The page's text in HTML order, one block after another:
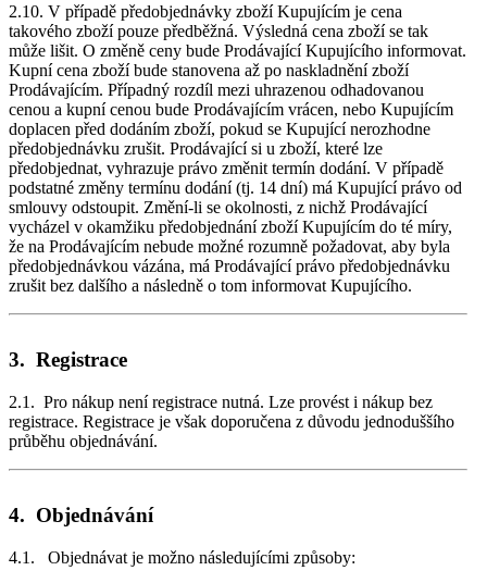
2.10. V případě předobjednávky zboží Kupujícím je cena
takového zboží pouze předběžná. Výsledná cena zboží se tak
může lišit. O změně ceny bude Prodávající Kupujícího informovat.
Kupní cena zboží bude stanovena až po naskladnění zboží
Prodávajícím. Případný rozdíl mezi uhrazenou odhadovanou
cenou a kupní cenou bude Prodávajícím vrácen, nebo Kupujícím
doplacen před dodáním zboží, pokud se Kupující nerozhodne
předobjednávku zrušit. Prodávající si u zboží, které lze
předobjednat, vyhrazuje právo změnit termín dodání. V případě
podstatné změny termínu dodání (tj. 14 dní) má Kupující právo od
smlouvy odstoupit. Změní-li se okolnosti, z nichž Prodávající
vycházel v okamžiku předobjednání zboží Kupujícím do té míry,
že na Prodávajícím nebude možné rozumně požadovat, aby byla
předobjednávkou vázána, má Prodávající právo předobjednávku
zrušit bez dalšího a následně o tom informovat Kupujícího.
3. Registrace
2.1. Pro nákup není registrace nutná. Lze provést i nákup bez
registrace. Registrace je však doporučena z důvodu jednoduššího
průběhu objednávání.
4. Objednávání
4.1. Objednávat je možno následujícími způsoby: